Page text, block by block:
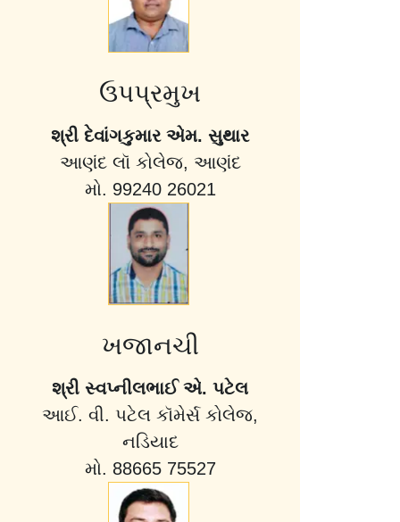
ઉપપ્રમુખ
શ્રી દેવાંગકુમાર એમ. સુથાર
આણંદ લૉ કોલેજ, આણંદ
મો. 99240 26021
ખજાનચી
શ્રી સ્વપ્નીલભાઈ એ. પટેલ
આઈ. વી. પટેલ કૉમેર્સ કોલેજ,
નડિયાદ
મો. 88665 75527